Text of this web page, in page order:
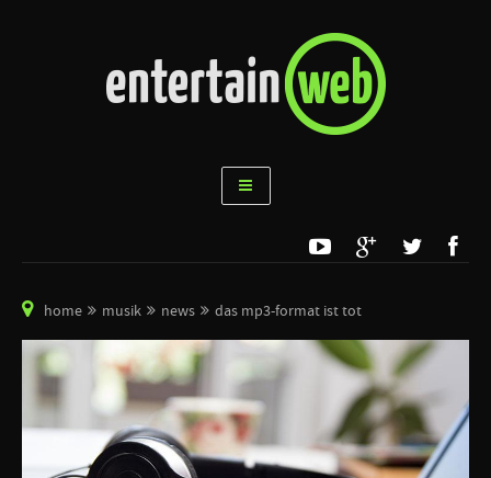
home musik news das mp3-format ist tot